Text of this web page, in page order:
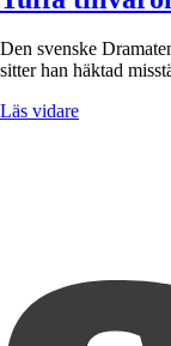
Den svenske
sitter han häktad
Läs vidare